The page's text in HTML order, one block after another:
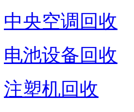
中央空调回收
电池设备回收
注塑机回收